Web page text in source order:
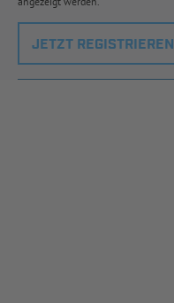
JETZT REGISTRIEREN